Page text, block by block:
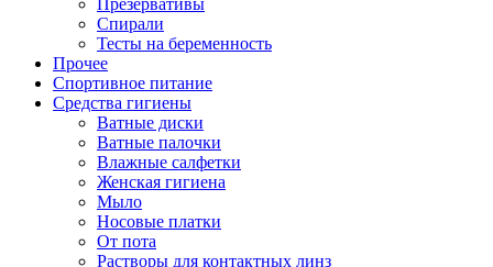
Презервативы
Спирали
Тесты на беременность
Прочее
Спортивное питание
Средства гигиены
Ватные диски
Ватные палочки
Влажные салфетки
Женская гигиена
Мыло
Носовые платки
От пота
Растворы для контактных линз